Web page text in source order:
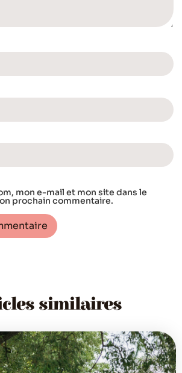
mon e-mail et mon site dans le
prochain commentaire.
similaires